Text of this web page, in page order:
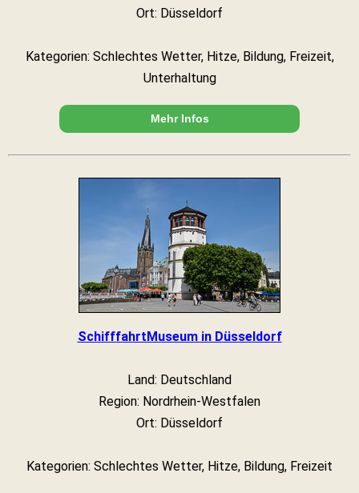
Ort: Düsseldorf
Kategorien: Schlechtes Wetter, Hitze, Bildung, Freizeit,
Unterhaltung
Mehr Infos
SchifffahrtMuseum in Düsseldorf
Land: Deutschland
Region: Nordrhein-Westfalen
Ort: Düsseldorf
Kategorien: Schlechtes Wetter, Hitze, Bildung, Freizeit